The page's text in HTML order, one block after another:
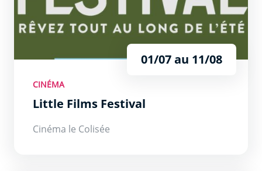
01/07 au 11/08
CINÉMA
Little Films Festival
Cinéma le Colisée